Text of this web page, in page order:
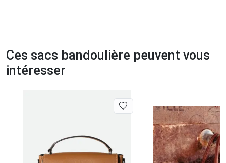
Ces sacs bandoulière peuvent vous
intéresser